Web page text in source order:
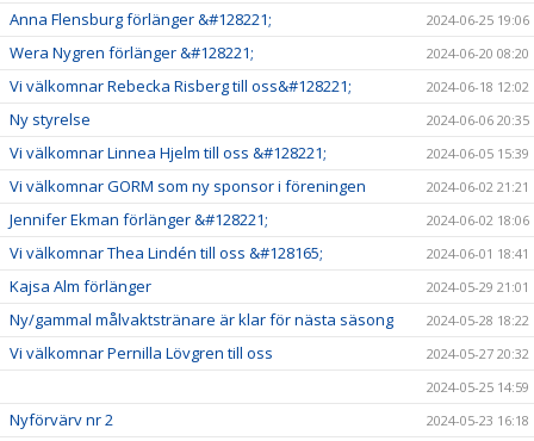
Anna Flensburg förlänger &#128221; 2024-06-25 19:06
Wera Nygren förlänger &#128221; 2024-06-20 08:20
Vi välkomnar Rebecka Risberg till oss&#128221; 2024-06-18 12:02
Ny styrelse 2024-06-06 20:35
Vi välkomnar Linnea Hjelm till oss &#128221; 2024-06-05 15:39
Vi välkomnar GORM som ny sponsor i föreningen 2024-06-02 21:21
Jennifer Ekman förlänger &#128221; 2024-06-02 18:06
Vi välkomnar Thea Lindén till oss &#128165; 2024-06-01 18:41
Kajsa Alm förlänger 2024-05-29 21:01
Ny/gammal målvaktstränare är klar för nästa säsong 2024-05-28 18:22
Vi välkomnar Pernilla Lövgren till oss
2024-05-27 20:32
2024-05-25 14:59
Nyförvärv nr 2 2024-05-23 16:18